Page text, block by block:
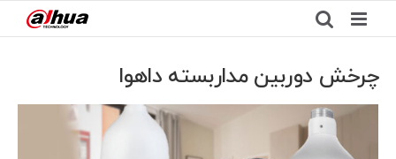
to
content
چرخش دوربین مداربسته داهوا
Larger